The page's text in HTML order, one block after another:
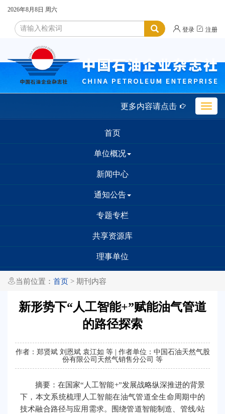
2026年8月8日 周六
 登录  注册
Toggle
更多内容请点击 
首页
单位概况
新闻中心
通知公告
专题专栏
共享资源库
理事单位
当前位置： 首页 > 期刊内容
新形势下“人工智能+”赋能油气管道
的路径探索
作者：郑贤斌 刘恩斌 袁江如 等 | 作者单位：中国石油天然气股
份有限公司天然气销售分公司 等
摘要：在国家“人工智能+”发展战略纵深推进的背景
下，本文系统梳理人工智能在油气管道全生命周期中的
技术融合路径与应用需求。围绕管道智能制造、管线/站